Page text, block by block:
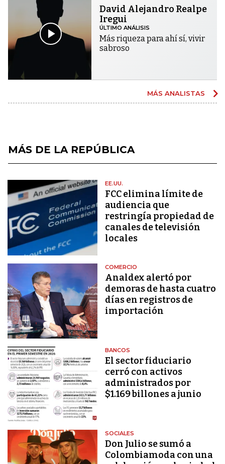
David Alejandro Realpe
Iregui
ÚLTIMO ANÁLISIS
Más riqueza para ahí sí, vivir
sabroso
MÁS ANALISTAS
MÁS DE LA REPÚBLICA
EE.UU.
FCC elimina límite de
audiencia que
restringía propiedad de
canales de televisión
locales
COMERCIO
Analdex alertó por
demoras de hasta cuatro
días en registros de
importación
BANCOS
El sector fiduciario
cerró con activos
administrados por
$1.169 billones a junio
SOCIALES
Don Julio se sumó a
Colombiamoda con una